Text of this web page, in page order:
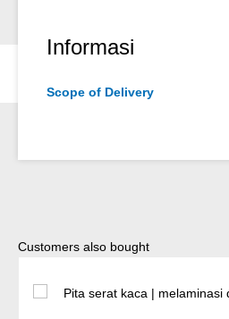
Informasi
Scope of Delivery
Lewati galeri produk
Customers also bought